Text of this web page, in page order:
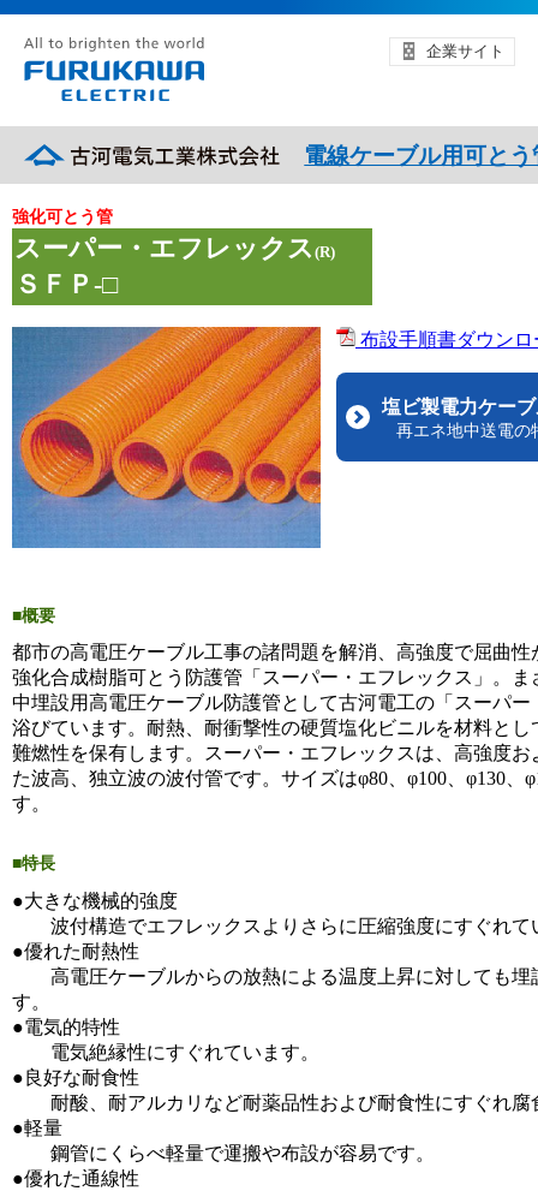
企業サイト
電線ケーブル用可と
強化可とう管
スーパー・エフレックス (R)
ＳＦＰ-□
布設手順書ダウン
塩ビ製電力ケー
再エネ地中送電の
■概要
都市の高電圧ケーブル工事の諸問題を解消、高強度で屈曲
強化合成樹脂可とう防護管「スーパー・エフレックス」。
中埋設用高電圧ケーブル防護管として古河電工の「スーパ
浴びています。耐熱、耐衝撃性の硬質塩化ビニルを材料とし
難燃性を保有します。スーパー・エフレックスは、高強度
た波高、独立波の波付管です。サイズはφ80、φ100、φ130、
す。
■特長
●大きな機械的強度
波付構造でエフレックスよりさらに圧縮強度にすぐれて
●優れた耐熱性
高電圧ケーブルからの放熱による温度上昇に対しても埋
す。
●電気的特性
電気絶縁性にすぐれています。
●良好な耐食性
耐酸、耐アルカリなど耐薬品性および耐食性にすぐれ腐
●軽量
鋼管にくらべ軽量で運搬や布設が容易です。
●優れた通線性